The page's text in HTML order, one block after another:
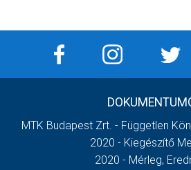
MTK Budapest Zrt. - Független
2020 - Kiegészítő
2020 - Mérleg,